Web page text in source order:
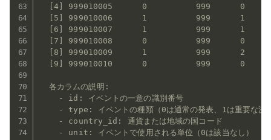
[4] 999010005      0          999      0
[5] 999010006      1          999      1
[6] 999010007      1          999
[7] 999010008      0          999
[8] 999010009      1          999
[9] 999010010      0          999      0
  各カラムの説明:
    - id: イベントの一意の識別番号
- type: イベントの種類（0は通常の発表、1は重要な決
    - country_id: 通貨または地域の国コード
    - unit: イベントで使用される単位（0は該当なし）